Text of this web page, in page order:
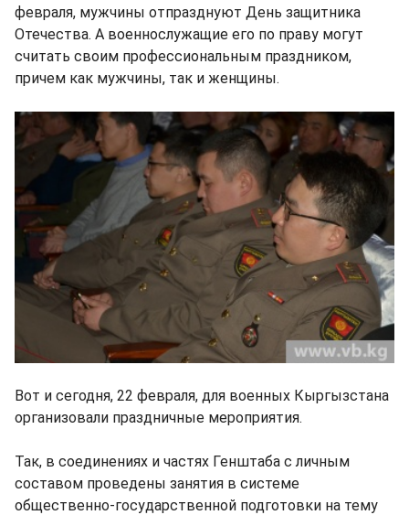
февраля, мужчины отпразднуют День защитника
Отечества. А военнослужащие его по праву могут
считать своим профессиональным праздником,
причем как мужчины, так и женщины.
Вот и сегодня, 22 февраля, для военных Кыргызстана
организовали праздничные мероприятия.
Так, в соединениях и частях Генштаба с личным
составом проведены занятия в системе
общественно-государственной подготовки на тему